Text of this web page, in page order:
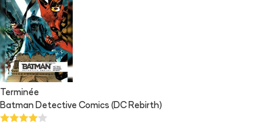
Terminée
Batman Detective Comics (DC Rebirth)